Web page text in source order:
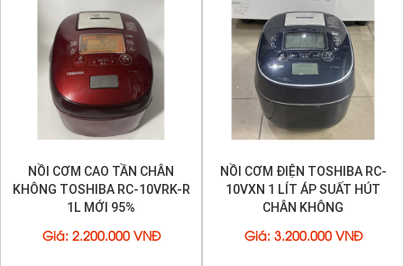
Chế độ nấu ổn định.
Tiết kiệm trên 50% điện năng so với nồi thường ( Các
loại nồi liên doanh và nồi sản xuất trong nước , nồi
trung quốc ) .
Có chức năng hẹn giờ nấu. Đặc biệt hẹn giờ nấu 2
✓ -Ruột chống dính, siêu bền
Giữ nóng trên 24h ( đảm bảo không có cháy hay
vón cục)
NỒI CƠM CAO TẦN CHÂN
KHÔNG TOSHIBA RC-10VRK-R
1L MỚI 95%
Giá : 2.200.000 VNĐ
NỒI CƠM ĐIỆN TOSHIBA RC-
10VXN 1 LÍT ÁP SUẤT HÚT
CHÂN KHÔNG
Giá : 3.200.000 VNĐ